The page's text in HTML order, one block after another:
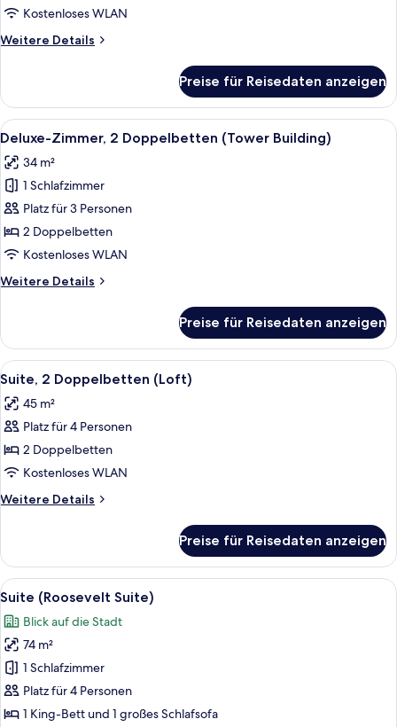
Bett
(Loft)
anzeigen
Kostenloses WLAN
Weitere Details
Weitere
1 King-
Bett
(Loft)
Preise für Reisedaten anzeigen
Alle
Fotos
für
Deluxe-
Zimmer,
2 Doppelbetten
(Tower
anzeigen
Ein Hotelzimmer mit zwei Betten,
5
Deluxe-Zimmer, 2 Doppelbetten (Tower Building)
34 m²
1 Schlafzimmer
Platz für 3 Personen
2 Doppelbetten
Kostenloses WLAN
Weitere Details
Weitere
Zimmer,
2 Doppelbetten
(Tower
Preise für Reisedaten anzeigen
Alle
Fotos
für
Suite,
2 Doppelbetten
(Loft)
anzeigen
Ein Hotelzimmer mit einem Bett,
5
Suite, 2 Doppelbetten (Loft)
45 m²
Platz für 4 Personen
2 Doppelbetten
Kostenloses WLAN
Weitere Details
Weitere
2 Doppelbetten
(Loft)
Preise für Reisedaten anzeigen
Alle
Fotos
für
Suite
(Roosevelt
Suite)
anzeigen
Ein helles Wohnzimmer mit
9
Suite (Roosevelt Suite)
Blick auf die Stadt
74 m²
1 Schlafzimmer
Platz für 4 Personen
1 King-Bett und 1 großes Schlafsofa